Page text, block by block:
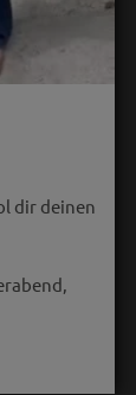
dir deinen